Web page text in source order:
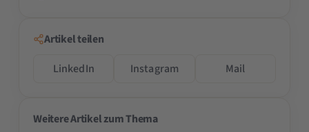
Artikel teilen
LinkedIn
Instagram Mail
Weitere Artikel zum Thema